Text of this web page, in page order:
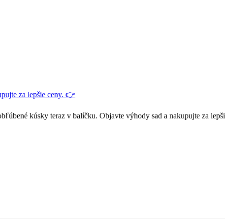
za lepšie ceny. 👉
kúsky teraz v balíčku. Objavte výhody sad a nakupujte za